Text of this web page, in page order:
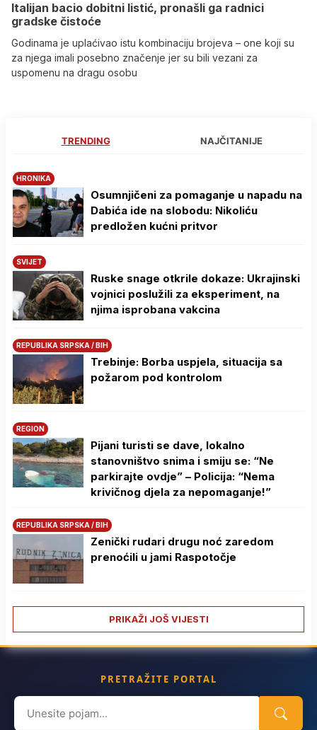
Italijan bacio dobitni listić, pronašli ga radnici
gradske čistoće
Godinama je uplaćivao istu kombinaciju brojeva – one koji su
za njega imali posebno značenje jer su bili vezani za
uspomenu na dragu osobu
TRENDING NAJČITANIJE
HRONIKA
Osumnjičeni za pomaganje u napadu na
Dabića ide na slobodu: Nikoliću
predložen kućni pritvor
SVIJET
Ruske snage otkrile dokaze: Ukrajinski
vojnici poslužili za eksperiment, na
njima isprobana vakcina
REPUBLIKA SRPSKA / BIH
Trebinje: Borba uspjela, situacija sa
požarom pod kontrolom
REGION
Pijani turisti se dave, lokalno
stanovništvo snima i smiju se: “Ne
parkirajte ovdje” – Policija: “Nema
krivičnog djela za nepomaganje!”
REPUBLIKA SRPSKA / BIH
Zenički rudari drugu noć zaredom
prenoćili u jami Raspotočje
PRIKAŽI JOŠ VIJESTI
PRETRAŽITE PORTAL
Search
for: